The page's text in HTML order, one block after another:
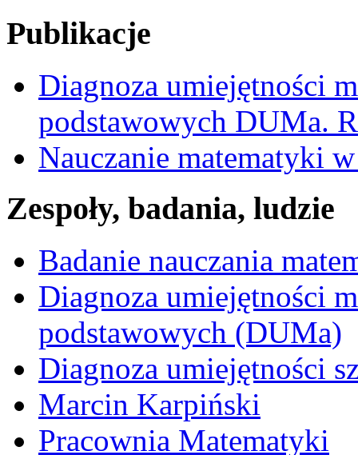
Publikacje
Diagnoza umiejętności
podstawowych DUMa.
Nauczanie matematyki
Zespoły, badania, ludzie
Badanie nauczania
Diagnoza umiejętności
podstawowych (DUMa)
Diagnoza umiejętności
Marcin Karpiński
Pracownia Matematyki